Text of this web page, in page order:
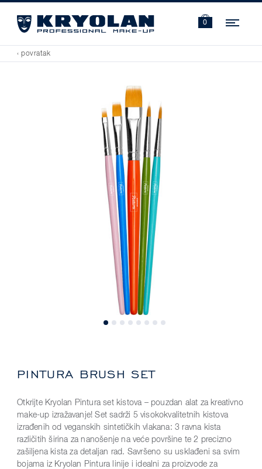
0
‹ povratak
PINTURA BRUSH SET
Otkrijte Kryolan Pintura set kistova – pouzdan alat za kreativno
make-up izražavanje! Set sadrži 5 visokokvalitetnih kistova
izrađenih od veganskih sintetičkih vlakana: 3 ravna kista
različitih širina za nanošenje na veće površine te 2 precizno
zašiljena kista za detaljan rad. Savršeno su usklađeni sa svim
bojama iz Kryolan Pintura linije i idealni za proizvode za